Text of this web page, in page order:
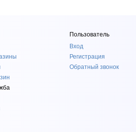
Пользователь
Вход
Регистрация
Обратный звонок